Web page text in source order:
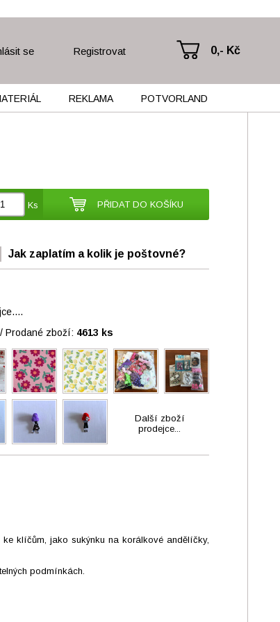
se Registrovat 0,- Kč
REKLAMA POTVORLAND
Ks PŘIDAT DO KOŠÍKU
Jak zaplatím a kolik je poštovné?
/ Prodané zboží: 4613 ks
Další zboží
prodejce...
klíčům, jako sukýnku na korálkové andělíčky,
podmínkách.